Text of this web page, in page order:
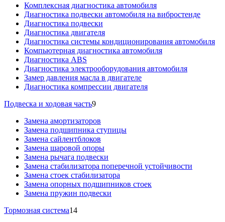
Комплексная диагностика автомобиля
Диагностика подвески автомобиля на вибростенде
Диагностика подвески
Диагностика двигателя
Диагностика системы кондиционирования автомобиля
Компьютерная диагностика автомобиля
Диагностика ABS
Диагностика электрооборудования автомобиля
Замер давления масла в двигателе
Диагностика компрессии двигателя
Подвеска и ходовая часть9
Замена амортизаторов
Замена подшипника ступицы
Замена сайлентблоков
Замена шаровой опоры
Замена рычага подвески
Замена стабилизатора поперечной устойчивости
Замена стоек стабилизатора
Замена опорных подшипников стоек
Замена пружин подвески
Тормозная система14